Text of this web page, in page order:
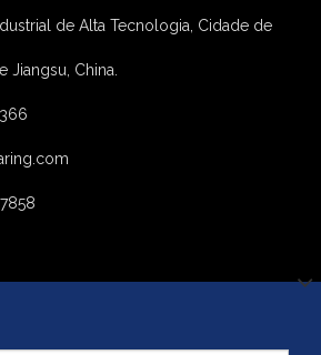
de Alta Tecnologia, Cidade de
Jiangsu, China.